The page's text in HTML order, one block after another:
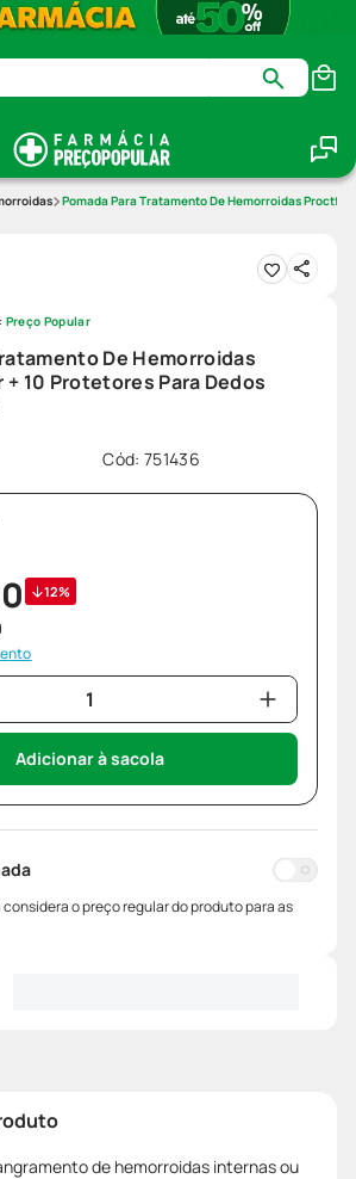
Pomada Para Tratamento De Hemorroidas Proctfis
De Hemorroidas
10 Protetores Para Dedos
Cód: 751436
Preço Popular
12%
Adicionar à sacola
o preço regular do produto para as
de hemorroidas internas ou